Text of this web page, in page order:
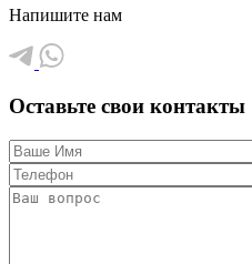
Напишите нам
Оставьте свои контакты